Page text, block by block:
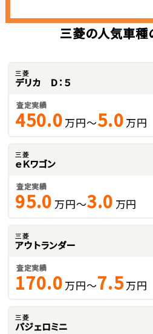
三菱の人気車種
三菱
デリカ Ｄ：５
査定実績
450.0 万円～5.0 万円
三菱
ｅＫワゴン
査定実績
95.0 万円～3.0 万円
三菱
アウトランダー
査定実績
170.0 万円～7.5万円
三菱
パジェロミニ